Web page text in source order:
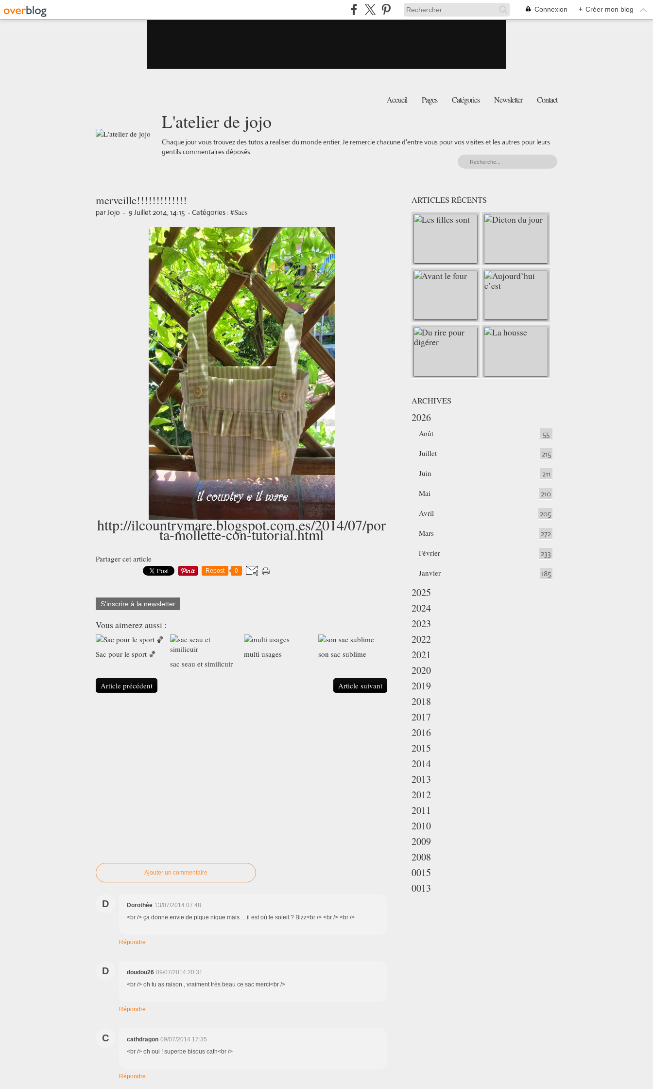
Connexion + Créer mon blog
Accueil Pages Catégories Newsletter Contact
L'atelier de jojo
Chaque jour vous trouvez des tutos a realiser du monde entier. Je remercie chacune d'entre vous pour vos visites et les autres pour leurs
gentils commentaires déposés.
merveille!!!!!!!!!!!!!
par Jojo - 9 Juillet 2014, 14:15 - Catégories : #Sacs
http://ilcountrymare.blogspot.com.es/2014/07/por
ta-mollette-con-tutorial.html
Partager cet article
Repost 0
S'inscrire à la newsletter
Vous aimerez aussi :
Sac pour le sport 🏀
sac seau et similicuir
multi usages son sac sublime
Article précédent Article suivant
Ajouter un commentaire
D Dorothée 13/07/2014 07:48
<br /> ça donne envie de pique nique mais ... il est où le soleil ? Bizz<br /> <br /> <br />
Répondre
D doudou26 09/07/2014 20:31
<br /> oh tu as raison , vraiment très beau ce sac merci<br />
Répondre
C cathdragon 09/07/2014 17:35
<br /> oh oui ! superbe bisous cath<br />
Répondre
ARTICLES RÉCENTS
ARCHIVES
2026
Août 55
Juillet 215
Juin 211
Mai 210
Avril 205
Mars 272
Février 233
Janvier 185
2025
2024
2023
2022
2021
2020
2019
2018
2017
2016
2015
2014
2013
2012
2011
2010
2009
2008
0015
0013